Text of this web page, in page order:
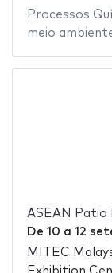
Processos
meio
ASEAN Patio
De 10 a 12
MITEC